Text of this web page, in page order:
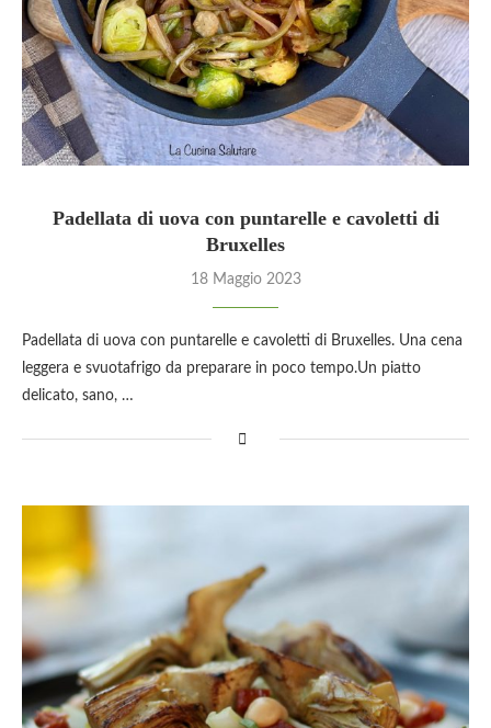
Padellata di uova con puntarelle e cavoletti di
Bruxelles
18 Maggio 2023
Padellata di uova con puntarelle e cavoletti di Bruxelles. Una cena
leggera e svuotafrigo da preparare in poco tempo.Un piatto
delicato, sano, …